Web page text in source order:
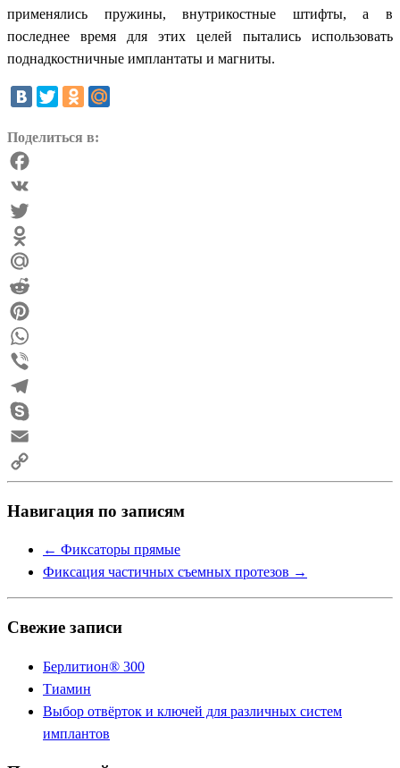
применялись пружины, внутрикостные штифты, а в
последнее время для этих целей пытались использовать
поднадкостничные имплантаты и магниты.
Поделиться в:
Facebook
VK
Twitter
Odnoklassniki
Mail.Ru
Reddit
Pinterest
WhatsApp
Viber
Telegram
Skype
Email
Copy
Link
Навигация по записям
← Фиксаторы прямые
Фиксация частичных съемных протезов →
Свежие записи
Берлитион® 300
Тиамин
Выбор отвёрток и ключей для различных систем
имплантов